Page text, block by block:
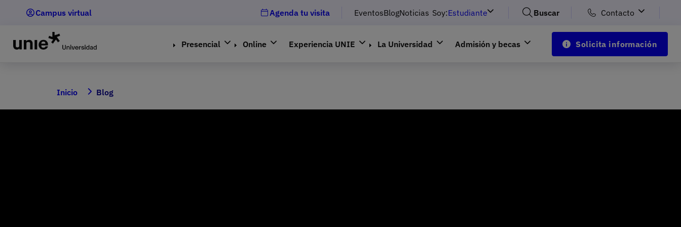
principal
Campus virtual Agenda tu visita EventosBlogNoticias Soy:Estudiante Buscar Contacto
Presencial Online Experiencia UNIE La Universidad Admisión y becas Solicita información
Inicio Blog